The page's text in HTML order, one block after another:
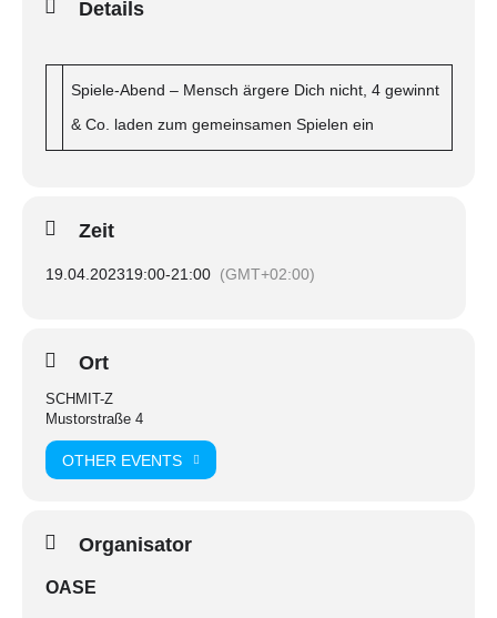
Details
Spiele-Abend – Mensch ärgere Dich nicht, 4 gewinnt
& Co. laden zum gemeinsamen Spielen ein
Zeit
19.04.202319:00-21:00 (GMT+02:00)
Ort
SCHMIT-Z
Mustorstraße 4
OTHER EVENTS
Organisator
OASE